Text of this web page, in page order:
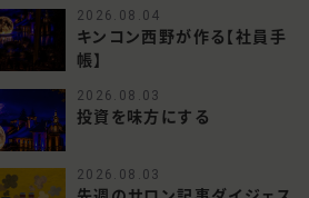
2026.08.04
キンコン西野が作る【社員手
帳】
2026.08.03
投資を味方にする
2026.08.03